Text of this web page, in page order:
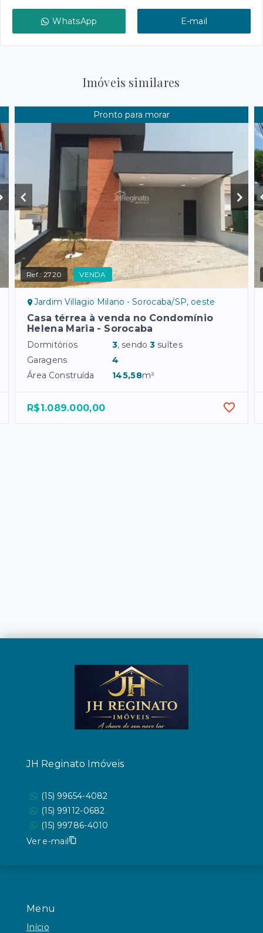
WhatsApp E-mail
Imóveis similares
Pronto para morar
Ref.:2720 VENDA
Jardim Villagio Milano - Sorocaba/SP, oeste
Casa térrea à venda no Condomínio
Helena Maria - Sorocaba
Dormitórios 3, sendo3 suítes
Garagens
4
Área Construída
145,58m²
R$1.089.000,00
Menu
Início
JH Reginato Imóveis
(15) 99654-4082
(15) 99112-0682
(15) 99786-4010
Ver e-mail